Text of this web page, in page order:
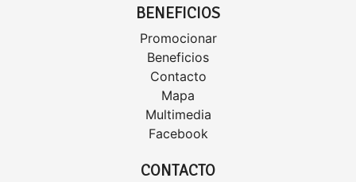
BENEFICIOS
Promocionar
Beneficios
Contacto
Mapa
Multimedia
Facebook
CONTACTO